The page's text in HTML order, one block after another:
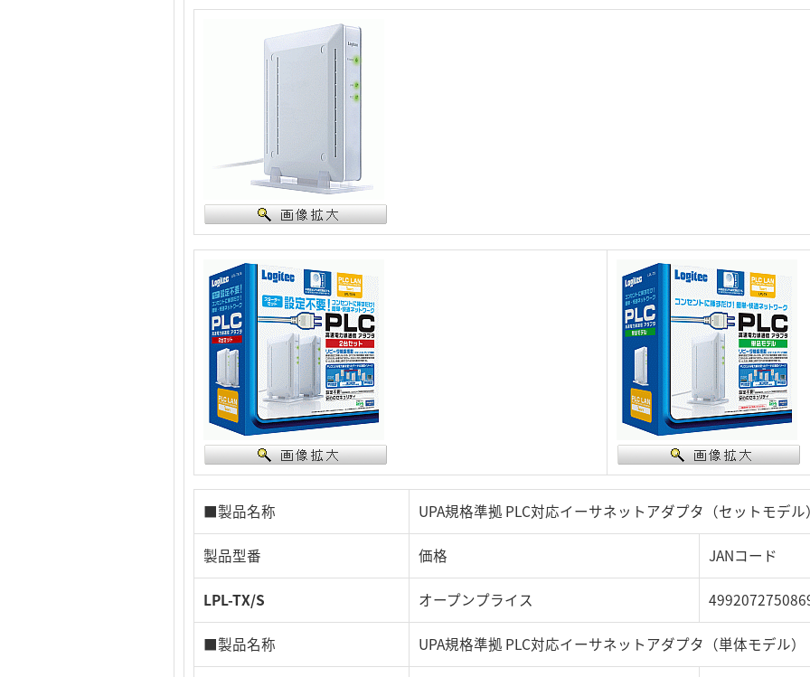
■製品名称 UPA規格準拠 PLC対応イーサネットアダプタ（セットモデル
製品型番 価格 JANコード
LPL-TX/S オープンプライス
■製品名称 UPA規格準拠 PLC対応イーサネットアダプタ（単体モデル）